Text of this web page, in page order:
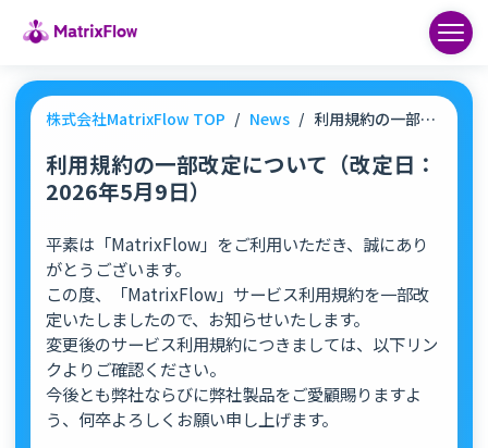
株式会社MatrixFlow TOP / News / 利用規約の一部改定について（改定日：2026年5月9日）
利用規約の一部改定について（改定日：
2026年5月9日）
平素は「MatrixFlow」をご利用いただき、誠にあり
がとうございます。
この度、「MatrixFlow」サービス利用規約を一部改
定いたしましたので、お知らせいたします。
変更後のサービス利用規約につきましては、以下リン
クよりご確認ください。
今後とも弊社ならびに弊社製品をご愛顧賜りますよ
う、何卒よろしくお願い申し上げます。